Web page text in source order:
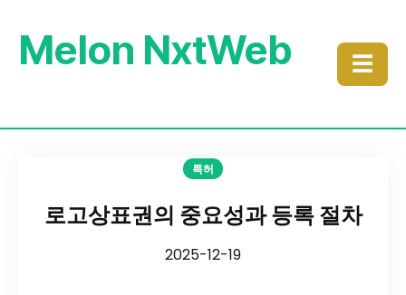
Melon NxtWeb ☰
특허
로고상표권의 중요성과 등록 절차
2025-12-19